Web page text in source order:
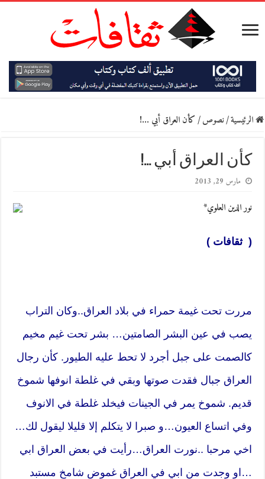
الرئيسية/نصوص/كأن العراق أبي …!
كأن العراق أبي …!
مارس 29, 2013
نور الدين العلوي*
( ثقافات )
مررت تحت غيمة حمراء في بلاد العراق..وكان التراب
يصب في عين البشر الصامتين… بشر تحت غيم مخيم
كالصمت على جبل أجرد لا تحط عليه الطيور. كأن رجال
العراق جبال فقدت صوتها وبقي في غلطة انوفها شموخ
قديم. شموخ يمر في الجينات فيخلد غلطة في الانوف
وفي اتساع العيون…و صبرا لا يتكلم إلا قليلا ليقول لك…
اخي مرحبا ..نورت العراق…رأيت في بعض العراق ابي
…او وجدت من ابي في العراق غموض شامخ مستبد